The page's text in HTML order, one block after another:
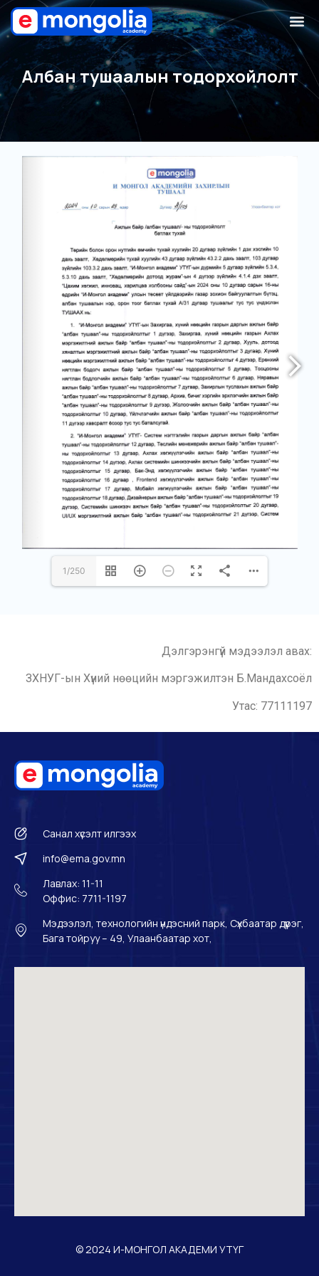
Албан тушаалын тодорхойлолт
1/250
Дэлгэрэнгүй мэдээлэл авах:
ЗХНУГ-ын Хүний нөөцийн мэргэжилтэн Б.Мандахсоёл
Утас: 77111197
Санал хүсэлт илгээх
info@ema.gov.mn
Лавлах: 11-11
Оффис: 7711-1197
Мэдээлэл, технологийн үндэсний парк, Сүхбаатар дүүрэг,
Бага тойруу – 49, Улаанбаатар хот,
© 2024 И-МОНГОЛ АКАДЕМИ УТҮГ